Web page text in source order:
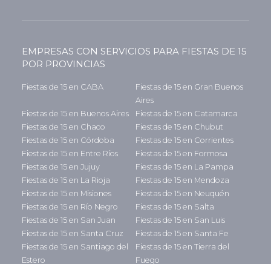
EMPRESAS CON SERVICIOS PARA FIESTAS DE 15
POR PROVINCIAS
Fiestas de 15 en CABA
Fiestas de 15 en Gran Buenos
Aires
Fiestas de 15 en Buenos Aires
Fiestas de 15 en Catamarca
Fiestas de 15 en Chaco
Fiestas de 15 en Chubut
Fiestas de 15 en Córdoba
Fiestas de 15 en Corrientes
Fiestas de 15 en Entre Ríos
Fiestas de 15 en Formosa
Fiestas de 15 en Jujuy
Fiestas de 15 en La Pampa
Fiestas de 15 en La Rioja
Fiestas de 15 en Mendoza
Fiestas de 15 en Misiones
Fiestas de 15 en Neuquén
Fiestas de 15 en Río Negro
Fiestas de 15 en Salta
Fiestas de 15 en San Juan
Fiestas de 15 en San Luis
Fiestas de 15 en Santa Cruz
Fiestas de 15 en Santa Fe
Fiestas de 15 en Santiago del
Estero
Fiestas de 15 en Tierra del
Fuego